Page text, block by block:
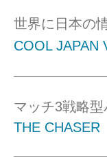
世界に日本の
COOL
マッチ3戦略
THE CHASER